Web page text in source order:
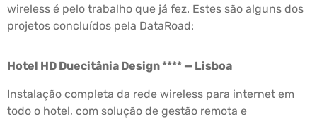
wireless é pelo trabalho que já fez. Estes são alguns dos
projetos concluídos pela DataRoad:
Hotel HD Duecitânia Design **** — Lisboa
Instalação completa da rede wireless para internet em
todo o hotel, com solução de gestão remota e